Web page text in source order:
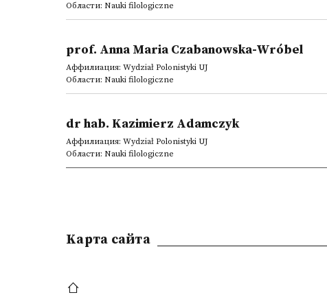
Области: Nauki filologiczne
prof. Anna Maria Czabanowska-Wróbel
Аффилиация: Wydział Polonistyki UJ
Области: Nauki filologiczne
dr hab. Kazimierz Adamczyk
Аффилиация: Wydział Polonistyki UJ
Области: Nauki filologiczne
Kарта сайта